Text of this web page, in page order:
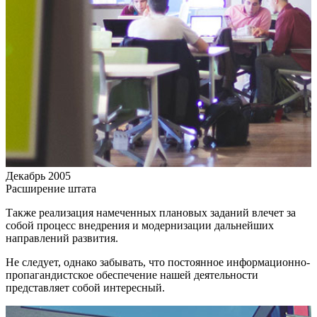
Декабрь 2005
Расширение штата
Также реализация намеченных плановых заданий влечет за
собой процесс внедрения и модернизации дальнейших
направлений развития.
Не следует, однако забывать, что постоянное информационно-
пропагандистское обеспечение нашей деятельности
представляет собой интересный.